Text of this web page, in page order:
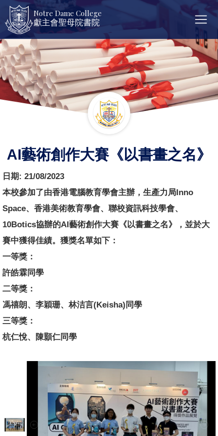
Notre Dame College
獻主會聖母院書院
AI藝術創作大賽《以書畫之名》
日期: 21/08/2023
本校參加了由香港電腦教育學會主辦，生產力局Inno
Space、香港美術教育學會、聯校資訊科技學會、
10Botics協辦的AI藝術創作大賽《以書畫之名》，並於大
賽中獲得佳績。獲獎名單如下：
一等獎：
許皓霖同學
二等獎：
馮禧朗、李穎珊、林洁言(Keisha)同學
三等獎：
杭仁悅、陳顥仁同學